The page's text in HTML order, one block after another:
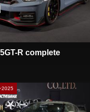
R complete
2025